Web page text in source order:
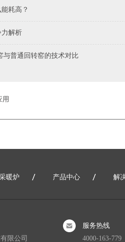
耗高？
力解析
与普通回转窑的技术对比
用
暖炉 产品中心 解
网站地图
限公司
服务热线
4000-163-779